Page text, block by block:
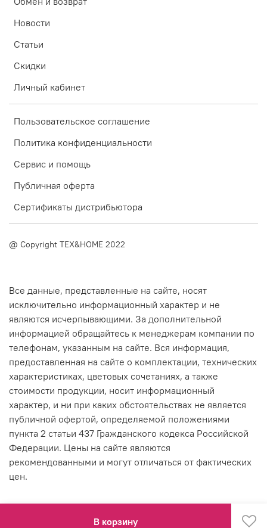
В корзину
Новости
Статьи
Скидки
Личный кабинет
Пользовательское соглашение
Политика конфиденциальности
Сервис и помощь
Публичная оферта
Сертификаты дистрибьютора
@ Copyright TEX&HOME 2022
Все данные, представленные на сайте, носят
исключительно информационный характер и не
являются исчерпывающими. За дополнительной
информацией обращайтесь к менеджерам компании по
телефонам, указанным на сайте. Вся информация,
предоставленная на сайте о комплектации, технических
характеристиках, цветовых сочетаниях, а также
стоимости продукции, носит информационный
характер, и ни при каких обстоятельствах не является
публичной офертой, определяемой положениями
пункта 2 статьи 437 Гражданского кодекса Российской
Федерации. Цены на сайте являются
рекомендованными и могут отличаться от фактических
цен.